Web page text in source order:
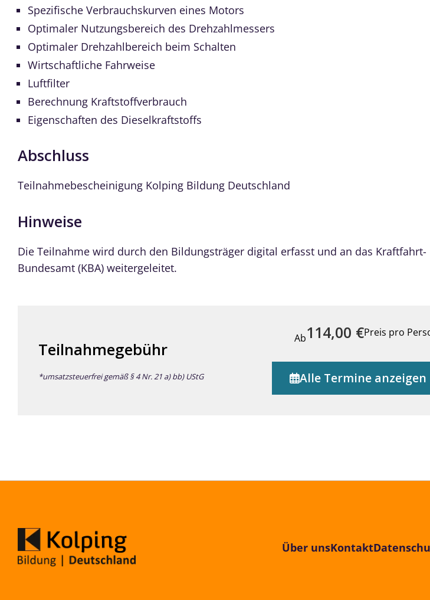
Spezifische Verbrauchskurven eines Motors
Optimaler Nutzungsbereich des Drehzahlmessers
Optimaler Drehzahlbereich beim Schalten
Wirtschaftliche Fahrweise
Luftfilter
Berechnung Kraftstoffverbrauch
Eigenschaften des Dieselkraftstoffs
Abschluss
Teilnahmebescheinigung Kolping Bildung Deutschland
Hinweise
Die Teilnahme wird durch den Bildungsträger digital erfasst und an das Kraftfahrt-
Bundesamt (KBA) weitergeleitet.
Teilnahmegebühr
*umsatzsteuerfrei gemäß § 4 Nr. 21 a) bb) UStG
Ab114,00 €Preis pro
Alle Termine anzeigen
Über unsKontakt